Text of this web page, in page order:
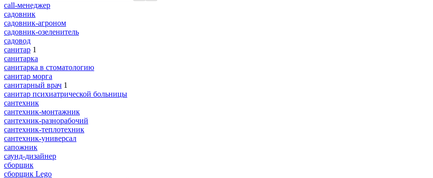
сall-менеджер
садовник
садовник-агроном
садовник-озеленитель
садовод
санитар 1
санитарка
санитарка в стоматологию
санитар морга
санитарный врач 1
санитар психиатрической больницы
сантехник
сантехник-монтажник
сантехник-разнорабочий
сантехник-теплотехник
сантехник-универсал
сапожник
саунд-дизайнер
сборщик
сборщик Lego